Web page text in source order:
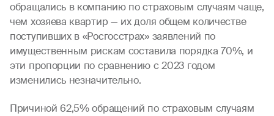
обращались в компанию по страховым случаям чаще,
чем хозяева квартир — их доля общем количестве
поступивших в «Росгосстрах» заявлений по
имущественным рискам составила порядка 70%, и
эти пропорции по сравнению с 2023 годом
изменились незначительно.
Причиной 62,5% обращений по страховым случаям